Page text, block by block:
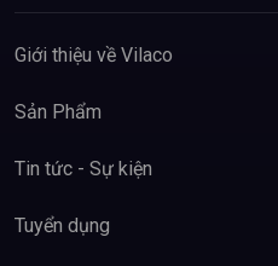
Giới thiệu về Vilaco
Sản Phẩm
Tin tức - Sự kiện
Tuyển dụng